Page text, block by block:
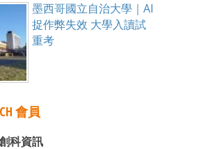
墨西哥國立自治大學｜AI
捉作弊失效 大學入讀試
重考
會員
科資訊